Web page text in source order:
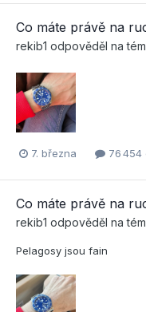
Co máte právě na
rekib1 odpověděl na
7. března 76 454
Co máte právě na
rekib1 odpověděl na
Pelagosy jsou fain